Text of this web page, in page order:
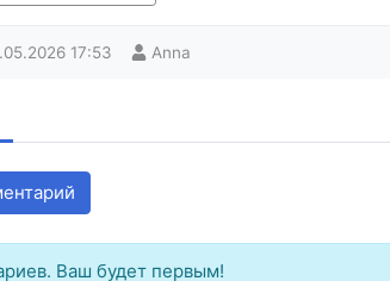
17:53 Anna
Ваш будет первым!